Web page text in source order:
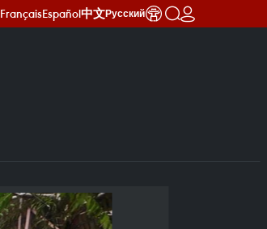
FrançaisEspañol中文Русский